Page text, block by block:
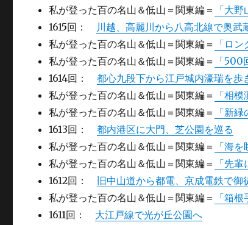
私が登った百の名山＆低山＝関東編＝
「大
1615回： 川越、高麗川から八高北線で奥武
私が登った百の名山＆低山＝関東編＝
「ロ
私が登った百の名山＆低山＝関東編＝
「500
1614回：都心九段下から江戸城内濠瑞を歩
私が登った百の名山＆低山＝関東編＝
「相
私が登った百の名山＆低山＝関東編＝
「新
1613回：都内港区に大門、芝公園を巡る
私が登った百の名山＆低山＝関東編＝
「海
私が登った百の名山＆低山＝関東編＝
「先
1612回：
旧中山道から都電、京成電鉄で御
私が登った百の名山＆低山＝関東編＝
「箱
1611回： 大江戸線で光が丘公園へ